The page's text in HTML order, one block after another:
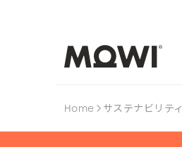
Home サステナビリティ